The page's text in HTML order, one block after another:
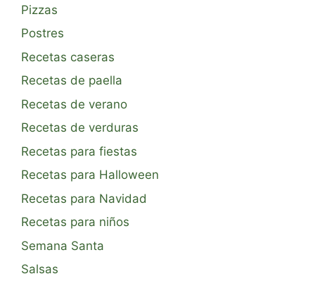
Pizzas
Postres
Recetas caseras
Recetas de paella
Recetas de verano
Recetas de verduras
Recetas para fiestas
Recetas para Halloween
Recetas para Navidad
Recetas para niños
Semana Santa
Salsas